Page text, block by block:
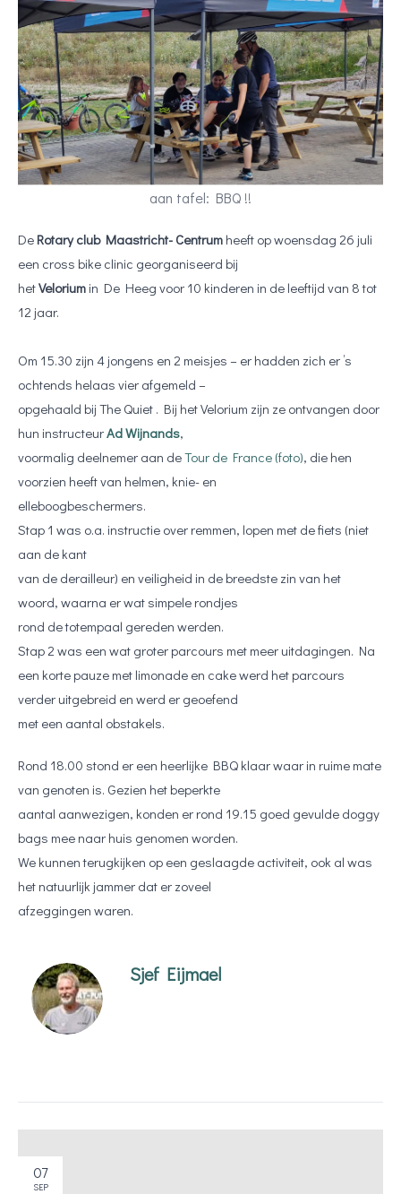
aan tafel: BBQ !!
De Rotary club Maastricht- Centrum heeft op woensdag 26 juli
een cross bike clinic georganiseerd bij
hetVelorium in De Heeg voor 10 kinderen in de leeftijd van 8 tot
12 jaar.
Om 15.30 zijn 4 jongens en 2 meisjes – er hadden zich er ’s
ochtends helaas vier afgemeld –
opgehaald bij The Quiet . Bij het Velorium zijn ze ontvangen door
hun instructeurAd Wijnands,
voormalig deelnemer aan deTour de France (foto), die hen
voorzien heeft van helmen, knie- en
elleboogbeschermers.
Stap 1 was o.a. instructie over remmen, lopen met de fiets (niet
aan de kant
van de derailleur) en veiligheid in de breedste zin van het
woord, waarna er wat simpele rondjes
rond de totempaal gereden werden.
Stap 2 was een wat groter parcours met meer uitdagingen. Na
een korte pauze met limonade en cake werd het parcours
verder uitgebreid en werd er geoefend
met een aantal obstakels.
Rond 18.00 stond er een heerlijke BBQ klaar waar in ruime mate
van genoten is. Gezien het beperkte
aantal aanwezigen, konden er rond 19.15 goed gevulde doggy
bags mee naar huis genomen worden.
We kunnen terugkijken op een geslaagde activiteit, ook al was
het natuurlijk jammer dat er zoveel
afzeggingen waren.
Sjef Eijmael
07
SEP